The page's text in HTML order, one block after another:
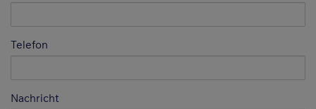
Telefon
Nachricht